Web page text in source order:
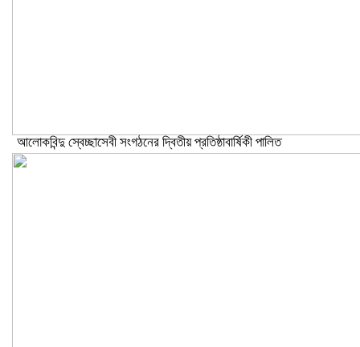
আলোকবিন্দু স্বেচ্ছাসেবী সংগঠনের দ্বিতীয় প্রতিষ্ঠাবার্ষিকী পালিত